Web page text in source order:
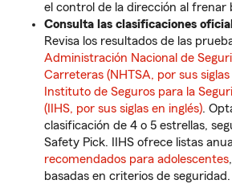
el control de la dirección al frenar
Consulta las clasificaciones
Revisa los resultados de las
Administración Nacional de
Carreteras (NHTSA, por sus siglas
Instituto de Seguros para la
(IIHS, por sus siglas en inglés).
clasificación de 4 o 5 estrellas,
Safety Pick. IIHS ofrece listas
recomendados para adolescentes
basadas en criterios de seguridad.